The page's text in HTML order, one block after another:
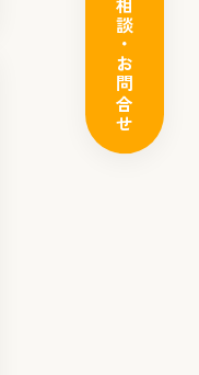
ご相談・お問合せ